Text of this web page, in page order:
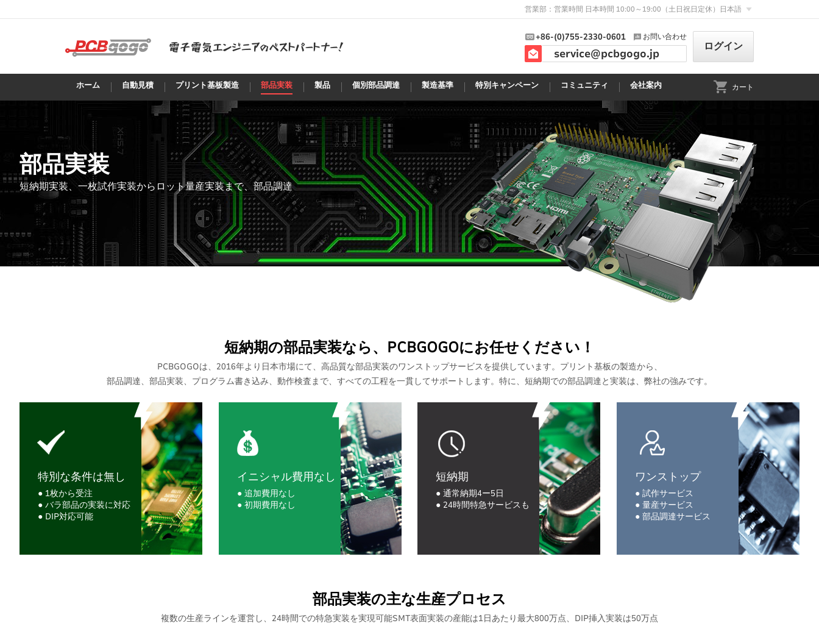
営業部：営業時間 日本時間 10:00～19:00（土日祝日定休） 日本語
+86-(0)755-2330-0601 お問い合わせ
service@pcbgogo.jp ログイン
ホーム 自動見積 プリント基板製造 部品実装 製品 個別部品調達 製造基準 特別キャンペーン コミュニティ 会社案内 カート
部品実装
短納期実装、一枚試作実装からロット量産実装まで、部品調達
短納期の部品実装なら、PCBGOGOにお任せください！
PCBGOGOは、2016年より日本市場にて、高品質な部品実装のワンストップサービスを提供しています。プリント基板の製造から、
部品調達、部品実装、プログラム書き込み、動作検査まで、すべての工程を一貫してサポートします。特に、短納期での部品調達と実装は、弊社の強みです。
特別な条件は無し
● 1枚から受注
● バラ部品の実装に対応
● DIP対応可能
イニシャル費用なし
● 追加費用なし
● 初期費用なし
短納期
● 通常納期4ー5日
● 24時間特急サービスも
ワンストップ
● 試作サービス
● 量産サービス
● 部品調達サービス
部品実装の主な生産プロセス
複数の生産ラインを運営し、24時間での特急実装を実現可能SMT表面実装の産能は1日あたり最大800万点、DIP挿入実装は50万点